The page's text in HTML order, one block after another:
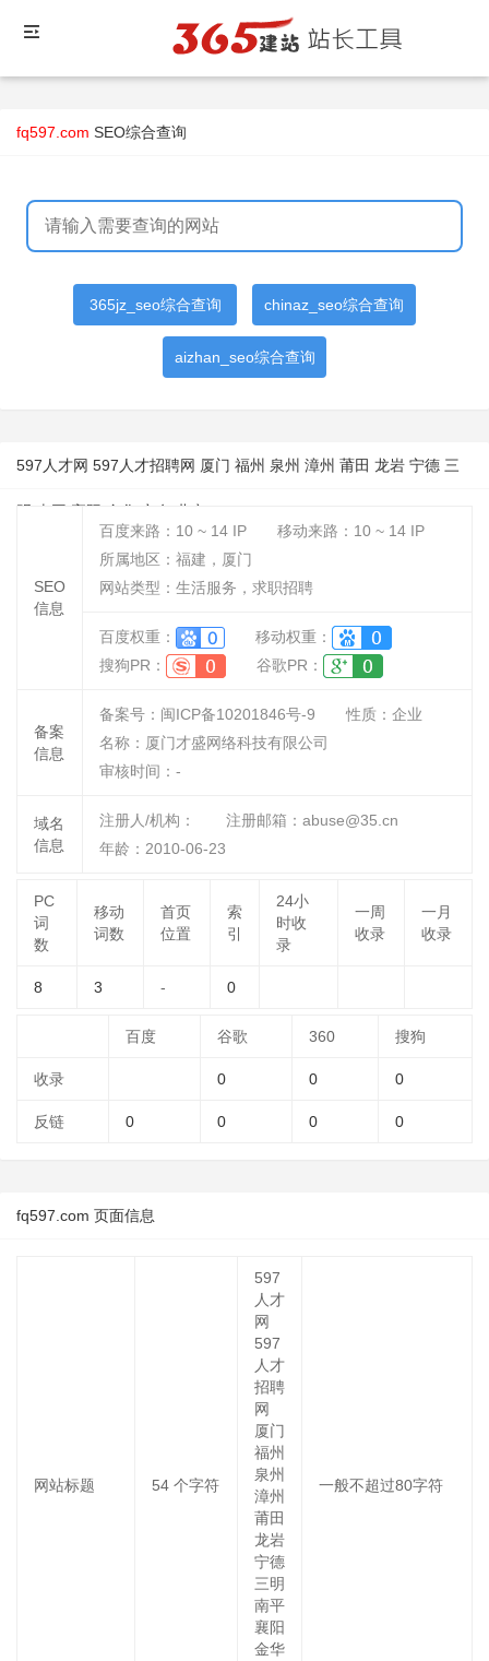
fq597.com SEO综合查询
365jz_seo综合查询 chinaz_seo综合查询
aizhan_seo综合查询
597人才网 597人才招聘网 厦门 福州 泉州 漳州 莆田 龙岩 宁德 三
明 南平 襄阳 金华 义乌 北京
SEO
信息
百度来路： 10 ~ 14 IP 移动来路： 10 ~ 14 IP
所属地区：福建，厦门
网站类型：生活服务，求职招聘
百度权重：
移动权重：
搜狗PR：
谷歌PR：
备案
信息
备案号：闽ICP备10201846号-9 性质： 企业
名称： 厦门才盛网络科技有限公司
审核时间： -
域名
信息
注册人/机构：
注册邮箱：abuse@35.cn
年龄：2010-06-23
PC
词
数
移动
词数
首页
位置
索
引
24小
时收
录
一周
收录
一月
收录
8 3 - 0
百度 谷歌 360 搜狗
收录 0 0 0
反链 0 0 0 0
fq597.com 页面信息
网站标题 54 个字符
597
人才
网
597
人才
招聘
网
厦门
福州
泉州
漳州
莆田
龙岩
宁德
三明
南平
襄阳
金华
一般不超过80字符